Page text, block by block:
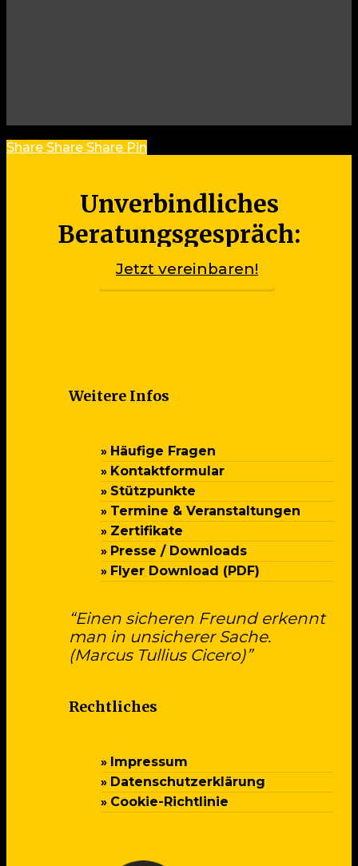
Share
Share Share Share Pin
Unverbindliches
Beratungsgespräch:
Jetzt vereinbaren!
Weitere Infos
Häufige Fragen
Kontaktformular
Stützpunkte
Termine & Veranstaltungen
Zertifikate
Presse / Downloads
Flyer Download (PDF)
“Einen sicheren Freund erkennt
man in unsicherer Sache.
(Marcus Tullius Cicero)”
Rechtliches
Impressum
Datenschutzerklärung
Cookie-Richtlinie